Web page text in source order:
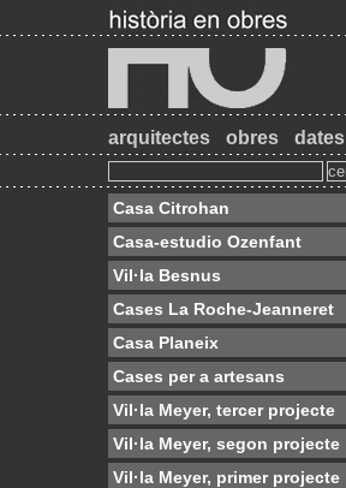
arquitectes obres dates
Casa Citrohan
Casa-estudio Ozenfant
Vil·la Besnus
Cases La Roche-Jeanneret
Casa Planeix
Cases per a artesans
Vil·la Meyer, tercer projecte
Vil·la Meyer, segon projecte
Vil·la Meyer, primer projecte